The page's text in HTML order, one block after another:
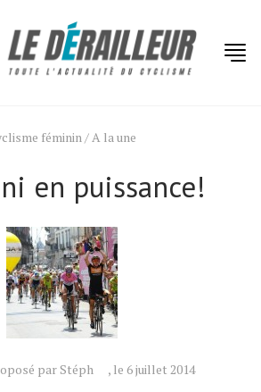
féminin/A la une
en puissance!
par Stéph , le 6 juillet 2014